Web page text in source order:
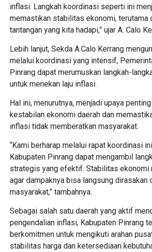
inflasi. Langkah koordinasi seperti ini
memastikan stabilitas ekonomi, terutama
tantangan yang kita hadapi,” ujar A. Calo
Lebih lanjut, Sekda A.Calo Kerrang
melalui koordinasi yang intensif,
Pinrang dapat merumuskan langkah-
untuk menekan laju inflasi.
Hal ini, menurutnya, menjadi upaya
kestabilan ekonomi daerah dan
inflasi tidak memberatkan masyarakat.
“Kami berharap melalui rapat koordinasi
Kabupaten Pinrang dapat mengambil
strategis yang efektif. Stabilitas ekonomi
agar dampaknya bisa langsung dirasakan
masyarakat,” tambahnya.
Sebagai salah satu daerah yang aktif
pengendalian inflasi, Kabupaten Pinrang
berkomitmen untuk mengikuti arahan
stabilitas harga dan ketersediaan